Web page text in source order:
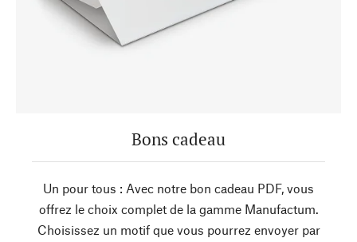
Bons cadeau
Un pour tous : Avec notre bon cadeau PDF, vous
offrez le choix complet de la gamme Manufactum.
Choisissez un motif que vous pourrez envoyer par